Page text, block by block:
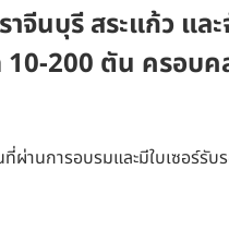
จีนบุรี สระแก้ว แ
200 ตัน ครอบค
านการอบรมและมีใบเซอร์รั